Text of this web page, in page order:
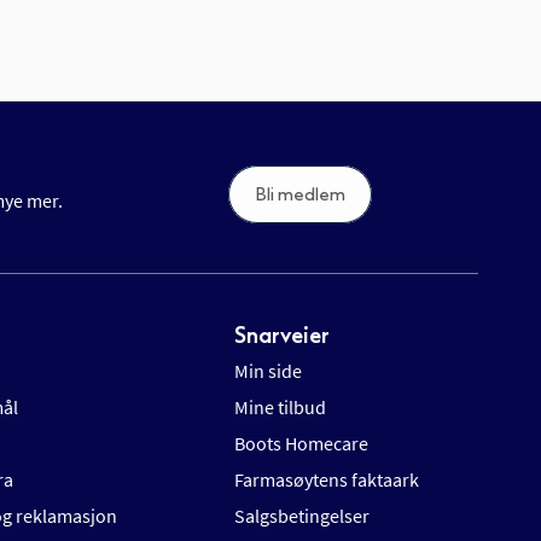
mer. Bli medlem
reklamasjon
Snarveier
Min side
Mine tilbud
Boots Homecare
Farmasøytens faktaark
Salgsbetingelser